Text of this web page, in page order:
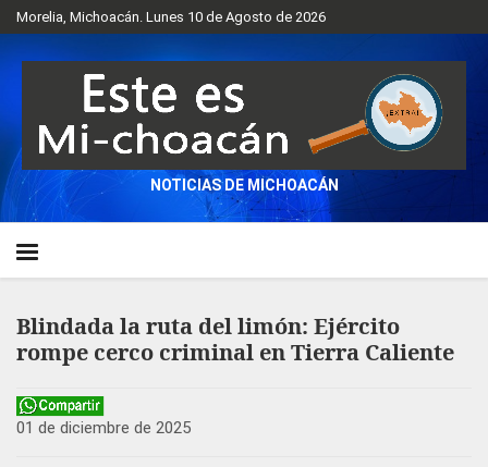
Morelia, Michoacán. Lunes 10 de Agosto de 2026
NOTICIAS DE MICHOACÁN
Blindada la ruta del limón: Ejército
rompe cerco criminal en Tierra Caliente
01 de diciembre de 2025